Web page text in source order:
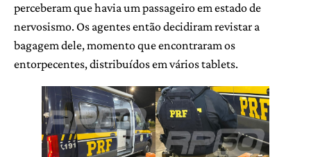
perceberam que havia um passageiro em estado de
nervosismo. Os agentes então decidiram revistar a
bagagem dele, momento que encontraram os
entorpecentes, distribuídos em vários tablets.